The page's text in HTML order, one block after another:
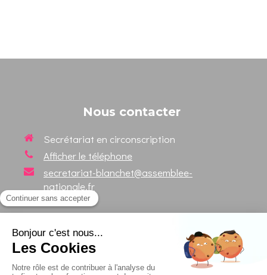
Nous contacter
Secrétariat en circonscription
Afficher le téléphone
secretariat-blanchet@assemblee-
nationale.fr
Suivez votre Député sur les
réseaux sociaux